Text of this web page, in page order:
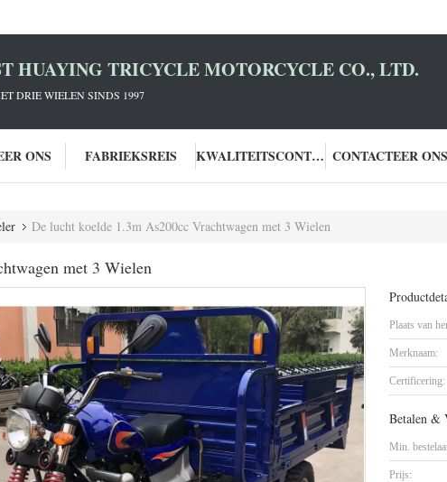
HUAYING TRICYCLE MOTORCYCLE CO., LTD.
DRIE WIELEN SINDS 1997
ONS FABRIEKSREIS KWALITEITSCONTROLE CONTACTEER ONS
De lucht koelde 1.3m As200cc Vrachtwagen met 3 Wielen
met 3 Wielen
Plaats van
Merknaam:
Certificering:
Betalen &
Min.
Prijs: